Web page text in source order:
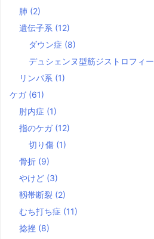
肺 (2)
遺伝子系 (12)
ダウン症 (8)
デュシェンヌ型筋ジストロフィー
リンパ系 (1)
ケガ (61)
肘内症 (1)
指のケガ (12)
切り傷 (1)
骨折 (9)
やけど (3)
靱帯断裂 (2)
むち打ち症 (11)
捻挫 (8)